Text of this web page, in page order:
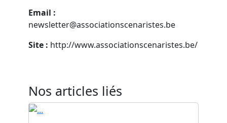
Email :
newsletter@associationscenaristes.be
Site : http://www.associationscenaristes.be/
Nos articles liés